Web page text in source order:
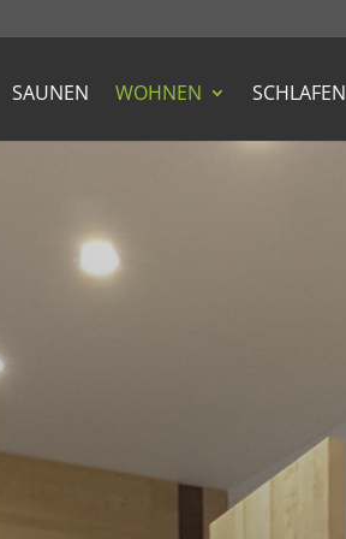
SAUNEN WOHNEN SCHLAFEN